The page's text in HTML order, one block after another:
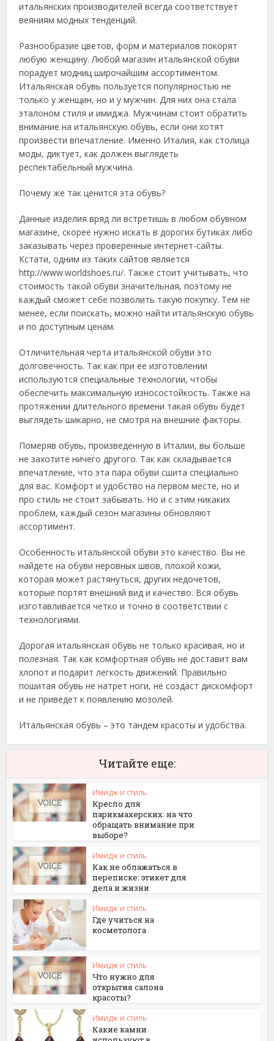
итальянских производителей всегда соответствует
веяниям модных тенденций.
Разнообразие цветов, форм и материалов покорят
любую женщину. Любой магазин итальянской обуви
порадует модниц широчайшим ассортиментом.
Итальянская обувь пользуется популярностью не
только у женщин, но и у мужчин. Для них она стала
эталоном стиля и имиджа. Мужчинам стоит обратить
внимание на итальянскую обувь, если они хотят
произвести впечатление. Именно Италия, как столица
моды, диктует, как должен выглядеть
респектабельный мужчина.
Почему же так ценится эта обувь?
Данные изделия вряд ли встретишь в любом обувном
магазине, скорее нужно искать в дорогих бутиках либо
заказывать через проверенные интернет-сайты.
Кстати, одним из таких сайтов является
http://www.worldshoes.ru/. Также стоит учитывать, что
стоимость такой обуви значительная, поэтому не
каждый сможет себе позволить такую покупку. Тем не
менее, если поискать, можно найти итальянскую обувь
и по доступным ценам.
Отличительная черта итальянской обуви это
долговечность. Так как при ее изготовлении
используются специальные технологии, чтобы
обеспечить максимальную износостойкость. Также на
протяжении длительного времени такая обувь будет
выглядеть шикарно, не смотря на внешние факторы.
Померяв обувь, произведенную в Италии, вы больше
не захотите ничего другого. Так как складывается
впечатление, что эта пара обуви сшита специально
для вас. Комфорт и удобство на первом месте, но и
про стиль не стоит забывать. Но и с этим никаких
проблем, каждый сезон магазины обновляют
ассортимент.
Особенность итальянской обуви это качество. Вы не
найдете на обуви неровных швов, плохой кожи,
которая может растянуться, других недочетов,
которые портят внешний вид и качество. Вся обувь
изготавливается четко и точно в соответствии с
технологиями.
Дорогая итальянская обувь не только красивая, но и
полезная. Так как комфортная обувь не доставит вам
хлопот и подарит легкость движений. Правильно
пошитая обувь не натрет ноги, не создаст дискомфорт
и не приведет к появлению мозолей.
Итальянская обувь – это тандем красоты и удобства.
Читайте еще:
Имидж и стиль
Кресло для
парикмахерских: на что
обращать внимание при
выборе?
Имидж и стиль
Как не облажаться в
переписке: этикет для
дела и жизни
Имидж и стиль
Где учиться на
косметолога
Имидж и стиль
Что нужно для
открытия салона
красоты?
Имидж и стиль
Какие камни